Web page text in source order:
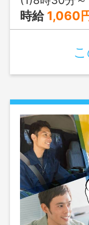
時給 1,060